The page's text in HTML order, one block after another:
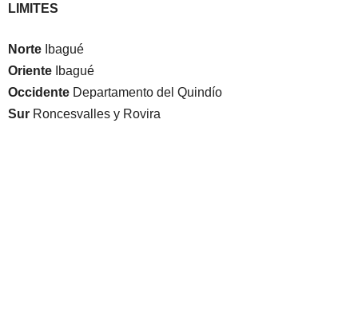
LIMITES
Norte Ibagué
Oriente Ibagué
Occidente Departamento del Quindío
Sur Roncesvalles y Rovira